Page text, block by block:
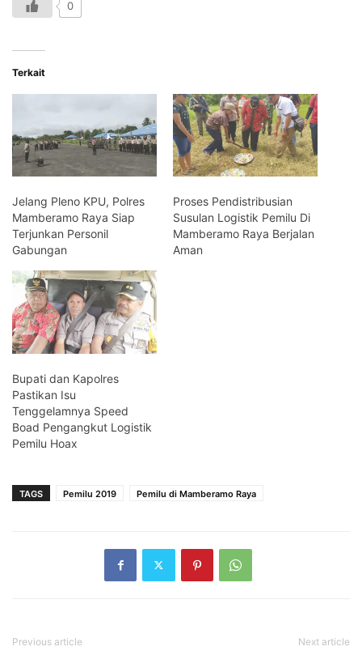
0
Terkait
Jelang Pleno KPU, Polres
Mamberamo Raya Siap
Terjunkan Personil
Gabungan
Proses Pendistribusian
Susulan Logistik Pemilu Di
Mamberamo Raya Berjalan
Aman
Bupati dan Kapolres
Pastikan Isu
Tenggelamnya Speed
Boad Pengangkut Logistik
Pemilu Hoax
TAGS Pemilu 2019 Pemilu di Mamberamo Raya
Previous article Next article